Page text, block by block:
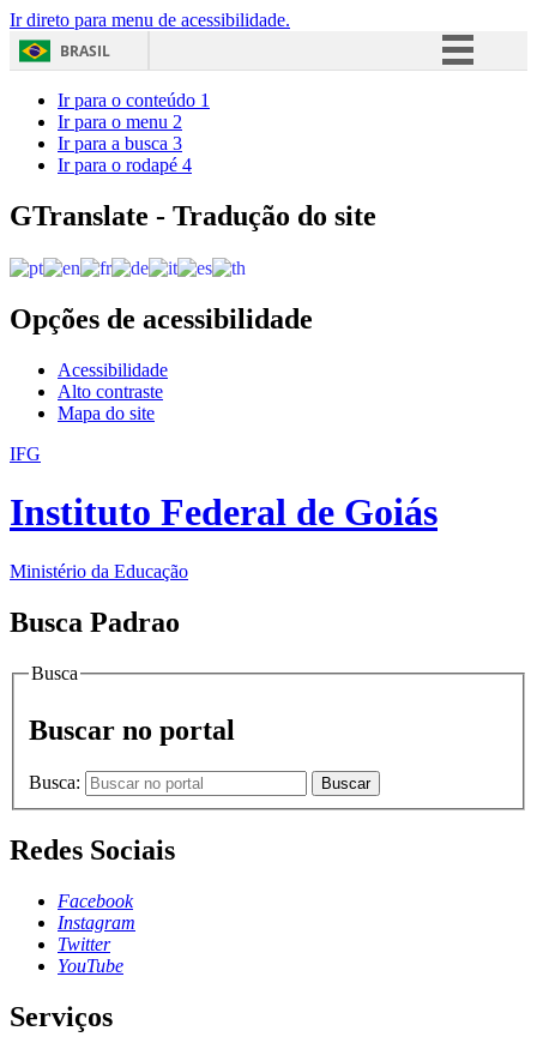
Ir direto para menu de acessibilidade.
BRASIL
Acesso à informação
Ir para o conteúdo 1
Ir para o menu 2
Ir para a busca 3
Ir para o rodapé 4
GTranslate - Tradução do site
Opções de acessibilidade
Acessibilidade
Alto contraste
Mapa do site
IFG
Instituto Federal de Goiás
Ministério da Educação
Busca Padrao
Busca
Buscar no portal
Busca: Buscar
Redes Sociais
Facebook
Instagram
Twitter
YouTube
Serviços